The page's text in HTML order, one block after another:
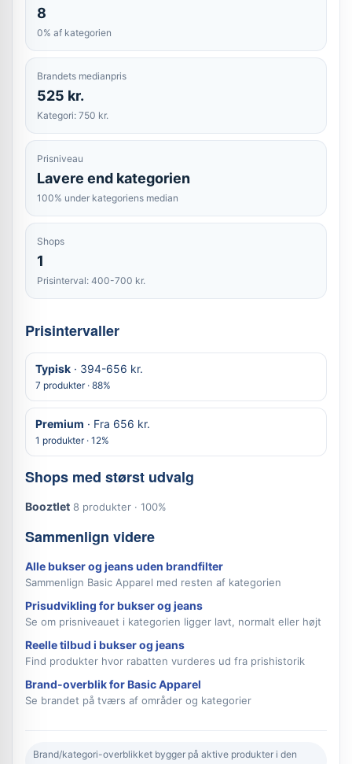
8
0% af kategorien
Brandets medianpris
525 kr.
Kategori: 750 kr.
Prisniveau
Lavere end kategorien
100% under kategoriens median
Shops
1
Prisinterval: 400-700 kr.
Prisintervaller
Typisk · 394-656 kr.
7 produkter · 88%
Premium · Fra 656 kr.
1 produkter · 12%
Shops med størst udvalg
Booztlet 8 produkter · 100%
Sammenlign videre
Alle bukser og jeans uden brandfilter
Sammenlign Basic Apparel med resten af kategorien
Prisudvikling for bukser og jeans
Se om prisniveauet i kategorien ligger lavt, normalt eller højt
Reelle tilbud i bukser og jeans
Find produkter hvor rabatten vurderes ud fra prishistorik
Brand-overblik for Basic Apparel
Se brandet på tværs af områder og kategorier
Brand/kategori-overblikket bygger på aktive produkter i den